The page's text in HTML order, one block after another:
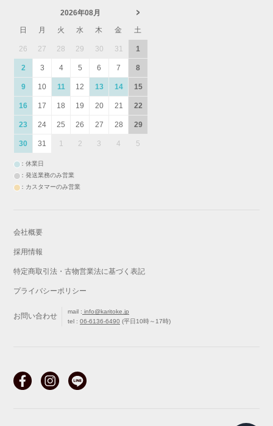
2026年08月
日
月 火 水 木 金 土
26 27 28 29 30 31 1
2 3 4 5 6 7 8
9 10 11 12 13 14 15
16 17 18 19 20 21 22
23 24 25 26 27 28 29
30 31 1 2 3 4 5
：休業日
：発送業務のみ営業
：カスタマーのみ営業
会社概要
採用情報
特定商取引法・古物営業法に基づく表記
プライバシーポリシー
お問い合わせ
mail : info@karitoke.jp
tel :06-6136-6490 (平日10時～17時)